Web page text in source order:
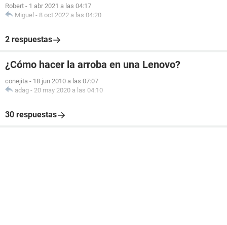
Robert - 1 abr 2021 a las 04:17
Miguel - 8 oct 2022 a las 04:20
2 respuestas
¿Cómo hacer la arroba en una Lenovo?
conejita - 18 jun 2010 a las 07:07
adag - 20 may 2020 a las 04:10
30 respuestas